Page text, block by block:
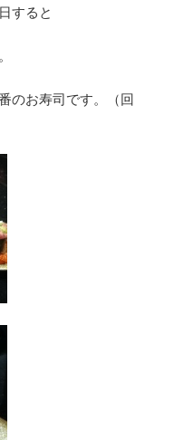
すると
のお寿司です。（回